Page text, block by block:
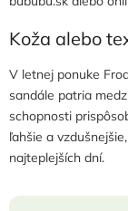
Koža alebo
V letnej ponuke
sandále patria
schopnosti
ľahšie a
najteplejších dní.